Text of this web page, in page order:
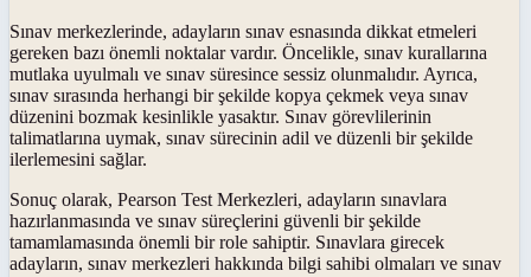
Sınav merkezlerinde, adayların sınav esnasında dikkat etmeleri
gereken bazı önemli noktalar vardır. Öncelikle, sınav kurallarına
mutlaka uyulmalı ve sınav süresince sessiz olunmalıdır. Ayrıca,
sınav sırasında herhangi bir şekilde kopya çekmek veya sınav
düzenini bozmak kesinlikle yasaktır. Sınav görevlilerinin
talimatlarına uymak, sınav sürecinin adil ve düzenli bir şekilde
ilerlemesini sağlar.
Sonuç olarak, Pearson Test Merkezleri, adayların sınavlara
hazırlanmasında ve sınav süreçlerini güvenli bir şekilde
tamamlamasında önemli bir role sahiptir. Sınavlara girecek
adayların, sınav merkezleri hakkında bilgi sahibi olmaları ve sınav